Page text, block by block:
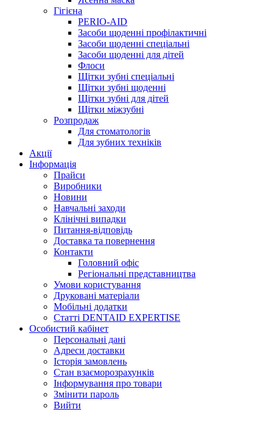
Гігієна
PERIO-AID
Засоби щоденні профілактичні
Засоби щоденні спеціальні
Засоби щоденні для дітей
Флоси
Щітки зубні спеціальні
Щітки зубні щоденні
Щітки зубні для дітей
Щітки міжзубні
Розпродаж
Для стоматологів
Для зубних техніків
Акції
Інформація
Прайси
Виробники
Новини
Навчальні заходи
Клінічні випадки
Питання-відповідь
Доставка та повернення
Контакти
Головний офіс
Регіональні представництва
Умови користування
Друковані матеріали
Мобільні додатки
Статті DENTAID EXPERTISE
Особистий кабінет
Персональні дані
Адреси доставки
Історія замовлень
Стан взаєморозрахунків
Інформування про товари
Змінити пароль
Вийти